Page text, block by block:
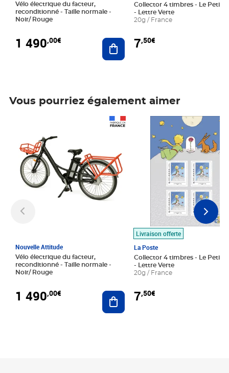
Vélo électrique du facteur,
reconditionné - Taille normale -
Noir/ Rouge
1 490,00€ Ajouter au panier
Collector 4 timbres - Le Petit
- Lettre Verte
20g / France
7,50€
Vous pourriez également aimer
Nouvelle Attitude
Vélo électrique du facteur,
reconditionné - Taille normale -
Noir/ Rouge
1 490,00€ Ajouter au panier
Livraison offerte
La Poste
Collector 4 timbres - Le Petit
- Lettre Verte
20g / France
7,50€
Prix 7,50€